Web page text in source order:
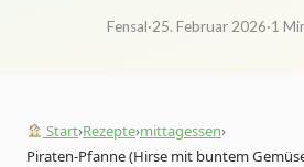
Fensal·25. Februar 2026·1
Start›Rezepte›mittagessen›
Piraten-Pfanne (Hirse mit buntem